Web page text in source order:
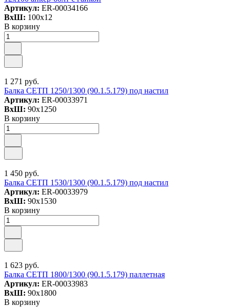
Артикул: ER-00034166
ВxШ: 100x12
В корзину
1 271 руб.
Балка СЕТП 1250/1300 (90.1.5.179) под настил
Артикул: ER-00033971
ВxШ: 90x1250
В корзину
1 450 руб.
Балка СЕТП 1530/1300 (90.1.5.179) под настил
Артикул: ER-00033979
ВxШ: 90x1530
В корзину
1 623 руб.
Балка СЕТП 1800/1300 (90.1.5.179) паллетная
Артикул: ER-00033983
ВxШ: 90x1800
В корзину